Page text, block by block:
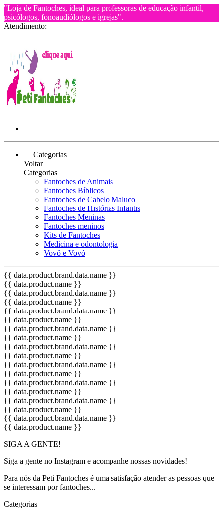
"Loja de Fantoches, ideal para professoras de educação infantil,
psicólogos, fonoaudiólogos e igrejas".
Atendimento:
Categorias
Voltar
Categorias
Fantoches de Animais
Fantoches Bíblicos
Fantoches de Cabelo Maluco
Fantoches de Histórias Infantis
Fantoches Meninas
Fantoches meninos
Kits de Fantoches
Medicina e odontologia
Vovô e Vovó
{{ data.product.brand.data.name }}
{{ data.product.name }}
{{ data.product.brand.data.name }}
{{ data.product.name }}
{{ data.product.brand.data.name }}
{{ data.product.name }}
{{ data.product.brand.data.name }}
{{ data.product.name }}
{{ data.product.brand.data.name }}
{{ data.product.name }}
{{ data.product.brand.data.name }}
{{ data.product.name }}
{{ data.product.brand.data.name }}
{{ data.product.name }}
{{ data.product.brand.data.name }}
{{ data.product.name }}
{{ data.product.brand.data.name }}
{{ data.product.name }}
SIGA A GENTE!
Siga a gente no Instagram e acompanhe nossas novidades!
Para nós da Peti Fantoches é uma satisfação atender as pessoas que
se interessam por fantoches...
Categorias